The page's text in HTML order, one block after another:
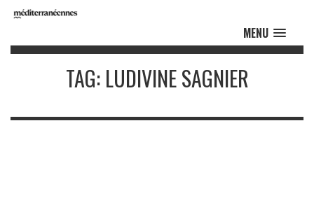
MENU
TAG: LUDIVINE SAGNIER